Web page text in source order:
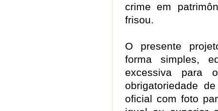
crime em
frisou.
O presente
forma simples,
excessiva para
obrigatoriedade
oficial com foto